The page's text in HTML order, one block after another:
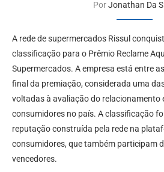
PorJonathan Da
A rede de supermercados Rissul
classificação para o Prêmio Reclame
Supermercados. A empresa está entre
final da premiação, considerada uma
voltadas à avaliação do relacionamento
consumidores no país. A classificação
reputação construída pela rede na
consumidores, que também participam
vencedores.